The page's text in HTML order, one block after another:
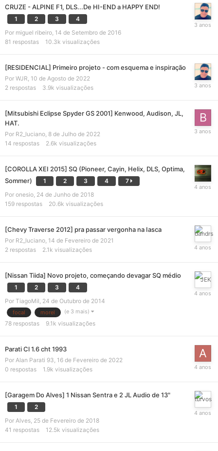
CRUZE - ALPINE F1, DLS...De HI-END a HAPPY END!
1 2 3
4
Por miguel ribeiro, 14 de Setembro de 2016
81 respostas 10.3k visualizações
[RESIDENCIAL] Primeiro projeto - com esquema e inspiração
Por WJR, 10 de Agosto de 2022
2 respostas 3.9k visualizações
[Mitsubishi Eclipse Spyder GS 2001] Kenwood, Audison, JL,
HAT.
Por R2_luciano, 8 de Julho de 2022
14 respostas 2.6k visualizações
[COROLLA XEI 2015] SQ (Pioneer, Cayin, Helix, DLS, Optima,
Sommer)
1 2 3 4
7
Por onesio, 24 de Junho de 2018
159 respostas 20.6k visualizações
[Chevy Traverse 2012] pra passar vergonha na Iasca
Por R2_luciano, 14 de Fevereiro de 2021
2 respostas 2.1k visualizações
[Nissan Tiida] Novo projeto, começando devagar SQ médio
1 2 3
4
Por TiagoMil, 24 de Outubro de 2014
focal morel (e 3 mais)
78 respostas 9.1k visualizações
Parati Cl 1.6 cht 1993
Por Alan Parati 93, 16 de Fevereiro de 2022
0 respostas 1.9k visualizações
[Garagem Do Alves] 1 Nissan Sentra e 2 JL Audio de 13"
1
2
Por Alves, 25 de Fevereiro de 2018
41 respostas 12.5k visualizações